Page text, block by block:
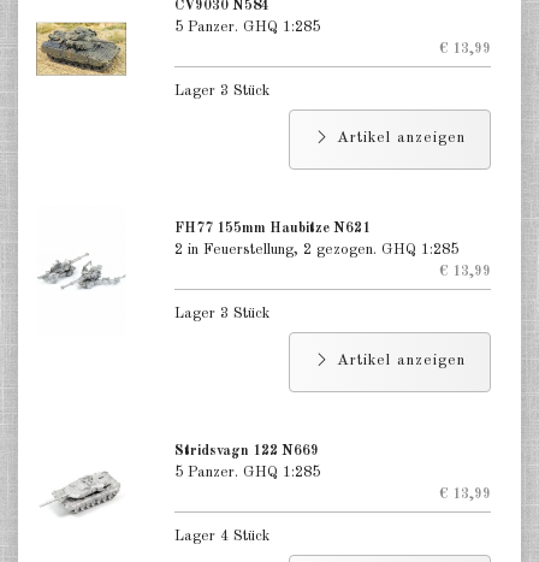
Indien 1:285
Italien 1:285
CV9030 N584
5 Panzer. GHQ 1:285
€ 13,99
Lager 3 Stück
Artikel anzeigen
FH77 155mm Haubitze N621
2 in Feuerstellung, 2 gezogen. GHQ 1:285
€ 13,99
Lager 3 Stück
Artikel anzeigen
Stridsvagn 122 N669
5 Panzer. GHQ 1:285
€ 13,99
Lager 4 Stück